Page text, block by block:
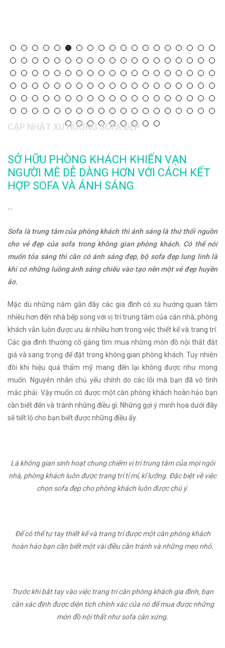
CẬP NHẬT XU HƯỚNG SOFA ĐẸP
SỞ HỮU PHÒNG KHÁCH KHIẾN VẠN
NGƯỜI MÊ DỄ DÀNG HƠN VỚI CÁCH KẾT
HỢP SOFA VÀ ÁNH SÁNG
--
Sofa là trung tâm của phòng khách thì ánh sáng là thứ thổi nguồn
cho vẻ đẹp của sofa trong không gian phòng khách. Có thể nói
muốn tỏa sáng thì cần có ánh sáng đẹp, bộ sofa đẹp lung linh là
khi có những luồng ánh sáng chiếu vào tạo nên một vẻ đẹp huyền
ảo.
Mặc dù những năm gần đây các gia đình có xu hướng quan tâm
nhiều hơn đến nhà bếp song với vị trí trung tâm của căn nhà, phòng
khách vẫn luôn được ưu ái nhiều hơn trong việc thiết kế và trang trí.
Các gia đình thường cố gắng tìm mua những món đồ nội thất đắt
giá và sang trọng để đặt trong không gian phòng khách. Tuy nhiên
đôi khi hiệu quả thẩm mỹ mang đến lại không được như mong
muốn. Nguyên nhân chủ yếu chính do các lỗi mà bạn đã vô tình
mắc phải. Vậy muốn có được một căn phòng khách hoàn hảo bạn
cần biết đến và tránh những điều gì. Những gợi ý minh họa dưới đây
sẽ tiết lộ cho bạn biết được những điều ấy.
Là không gian sinh hoạt chung chiếm vị trí trung tâm của mọi ngôi
nhà, phòng khách luôn được trang trí tỉ mỉ, kĩ lưỡng. Đặc biệt về việc
chọn sofa đẹp cho phòng khách luôn được chú ý.
Để có thể tự tay thiết kế và trang trí được một căn phòng khách
hoàn hảo bạn cần biết một vài điều cần tránh và những mẹo nhỏ.
Trước khi bắt tay vào việc trang trí căn phòng khách gia đình, bạn
cần xác định được diện tích chính xác của nó để mua được những
món đồ nội thất như sofa cân xứng.